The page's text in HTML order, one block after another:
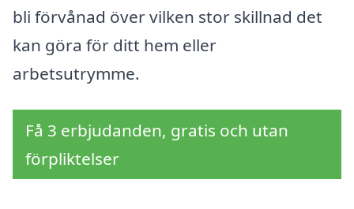
bli förvånad över vilken stor skillnad det
kan göra för ditt hem eller
arbetsutrymme.
Få 3 erbjudanden, gratis och utan
förpliktelser